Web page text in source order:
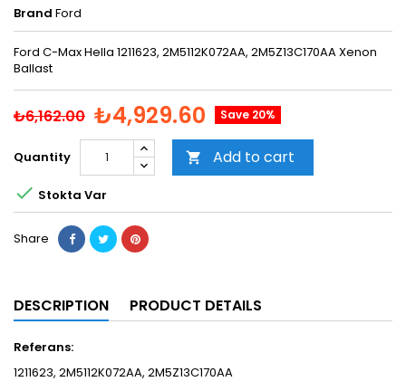
Brand Ford
Ford C-Max Hella 1211623, 2M5112K072AA, 2M5Z13C170AA Xenon
Ballast
₺6,162.00 ₺4,929.60 Save 20%
Quantity  Add to cart
 Stokta Var
Share
DESCRIPTION PRODUCT DETAILS
Referans:
1211623, 2M5112K072AA, 2M5Z13C170AA